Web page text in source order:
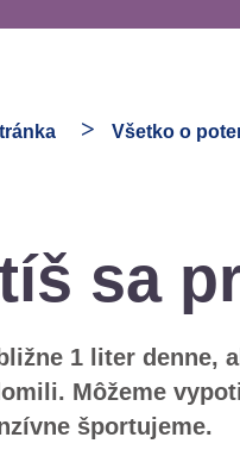
Všetko o
sa
1 liter denne,
Môžeme
športujeme.